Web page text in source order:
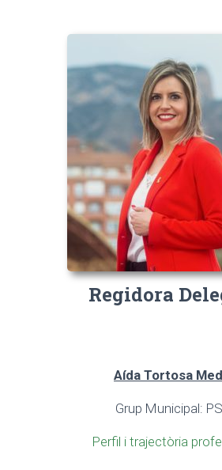
Regidora
Aída Tortosa
Grup Municipal:
Perfil i trajectòria